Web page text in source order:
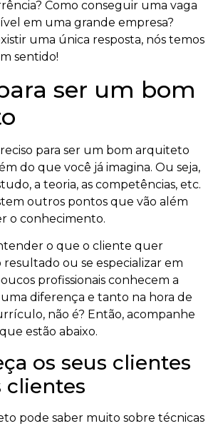
Como conseguir uma vaga
em uma grande empresa?
uma única resposta, nós temos
sentido!
ser um bom
para ser um bom arquiteto
do que você já imagina. Ou seja,
a teoria, as competências, etc.
outros pontos que vão além
o conhecimento.
o que o cliente quer
ou se especializar em
profissionais conhecem a
diferença e tanto na hora de
não é? Então, acompanhe
estão abaixo.
os seus clientes
clientes
pode saber muito sobre técnicas